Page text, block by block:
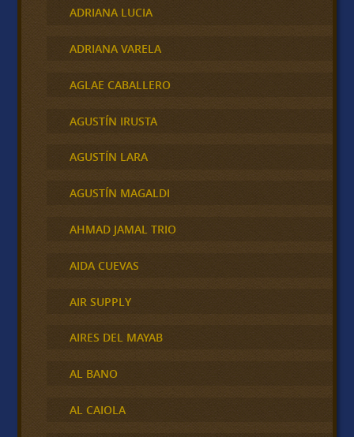
ADRIANA LUCIA
ADRIANA VARELA
AGLAE CABALLERO
AGUSTÍN IRUSTA
AGUSTÍN LARA
AGUSTÍN MAGALDI
AHMAD JAMAL TRIO
AIDA CUEVAS
AIR SUPPLY
AIRES DEL MAYAB
AL BANO
AL CAIOLA